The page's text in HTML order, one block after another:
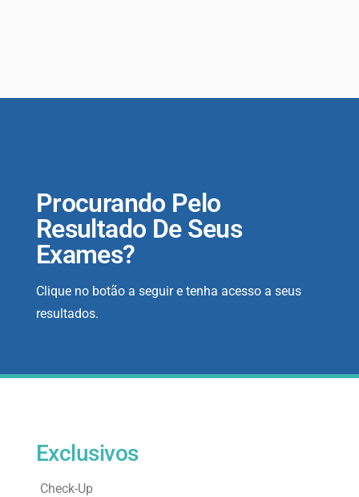
Procurando Pelo
Resultado De Seus
Exames?
Clique no botão a seguir e tenha acesso a seus
resultados.
Exclusivos
Check-Up